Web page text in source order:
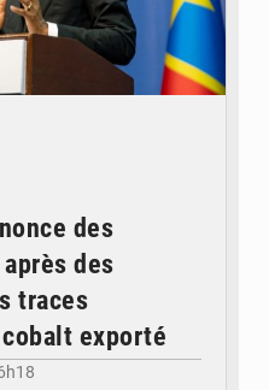
des
des
traces
exporté